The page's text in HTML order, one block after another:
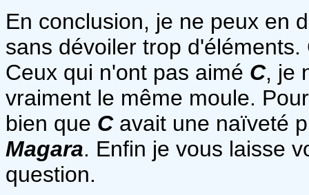
En conclusion, je ne peux en
sans dévoiler trop
Ceux qui n'ont pas aimé C, je
vraiment le même moule.
bien que Cavait une naïveté
Magara. Enfin je vous laisse
question.